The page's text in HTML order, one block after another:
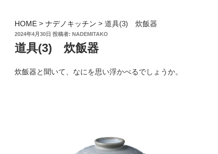
HOME > ナデノキッチン > 道具(3) 炊飯器
投
稿
日:
2024年4月30日 投稿者: NADEMITAKO
道具(3) 炊飯器
炊飯器と聞いて、なにを思い浮かべるでしょうか。